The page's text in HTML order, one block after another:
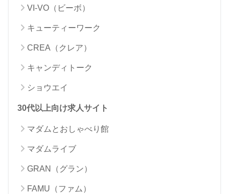
VI-VO（ビーボ）
キューティーワーク
CREA（クレア）
キャンディトーク
ショウエイ
30代以上向け求人サイト
マダムとおしゃべり館
マダムライブ
GRAN（グラン）
FAMU（ファム）